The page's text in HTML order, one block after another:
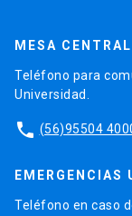
MESA CENTRAL
Teléfono para
Universidad.
phone (56)95504
EMERGENCIAS
Teléfono en caso